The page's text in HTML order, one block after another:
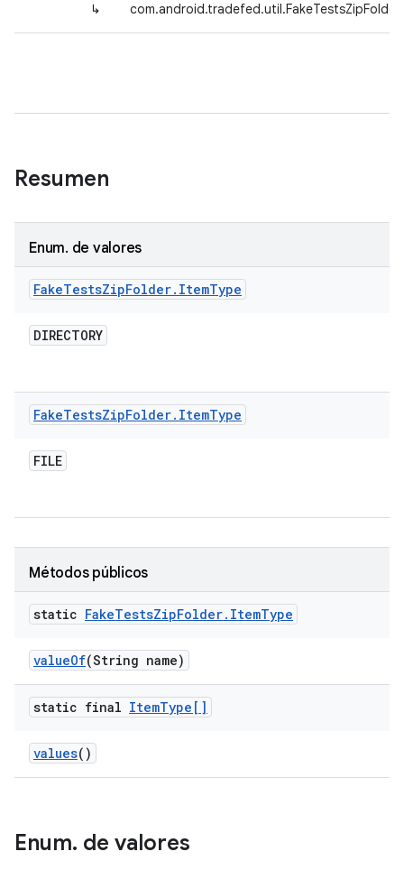
↳
Resumen
Enum. de valores
FakeTestsZipFolder. ItemType
DIRECTORY
FakeTestsZipFolder. ItemType
FILE
Métodos públicos
static FakeTestsZipFolder. ItemType
valueOf(String name)
static final ItemType[]
values()
Enum. de valores